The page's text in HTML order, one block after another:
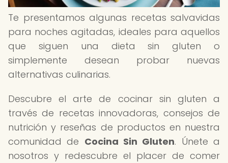
Te presentamos algunas recetas salvavidas
para noches agitadas, ideales para aquellos
que siguen una dieta sin gluten o
simplemente desean probar nuevas
alternativas culinarias.
Descubre el arte de cocinar sin gluten a
través de recetas innovadoras, consejos de
nutrición y reseñas de productos en nuestra
comunidad de Cocina Sin Gluten. Únete a
nosotros y redescubre el placer de comer